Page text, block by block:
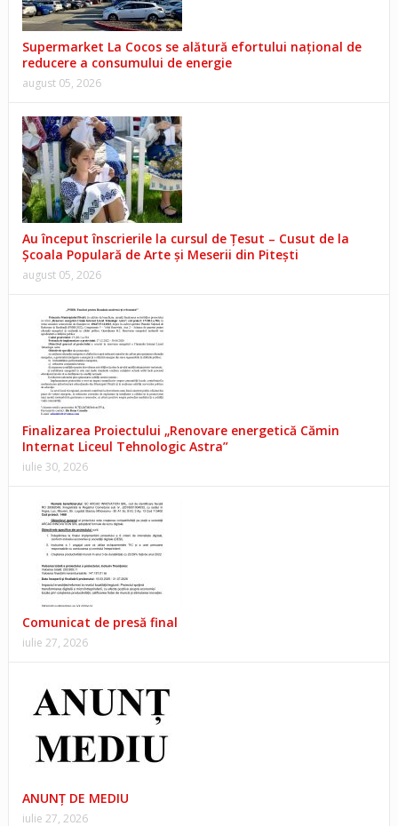
Supermarket La Cocos se alătură efortului național de
reducere a consumului de energie
august 05, 2026
Au început înscrierile la cursul de Țesut – Cusut de la
Școala Populară de Arte și Meserii din Pitești
august 05, 2026
Finalizarea Proiectului „Renovare energetică Cămin
Internat Liceul Tehnologic Astra”
iulie 30, 2026
Comunicat de presă final
iulie 27, 2026
ANUNŢ DE MEDIU
iulie 27, 2026